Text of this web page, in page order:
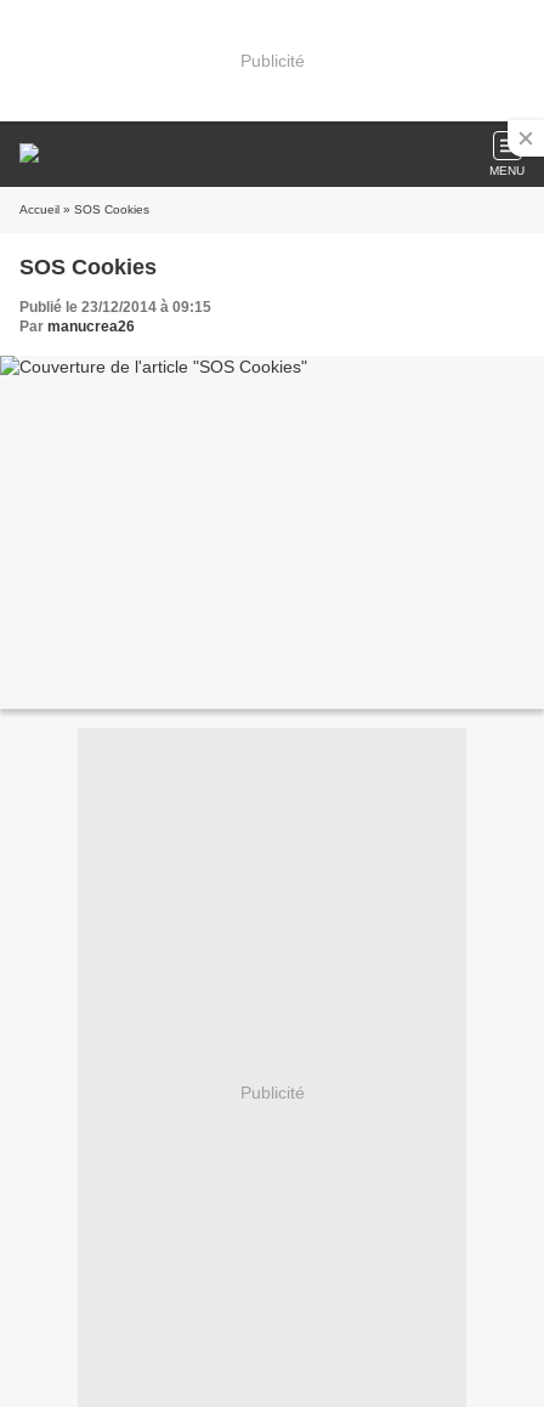
Publicité
MENU
Accueil » SOS Cookies
SOS Cookies
Publié le 23/12/2014 à 09:15
Par manucrea26
Publicité